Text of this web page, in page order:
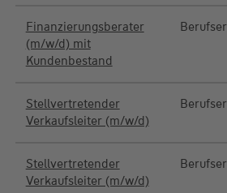
Finanzierungsberater
(m/w/d) mit
Kundenbestand
Stellvertretender
Verkaufsleiter (m/w/d)
Stellvertretender
Verkaufsleiter (m/w/d)